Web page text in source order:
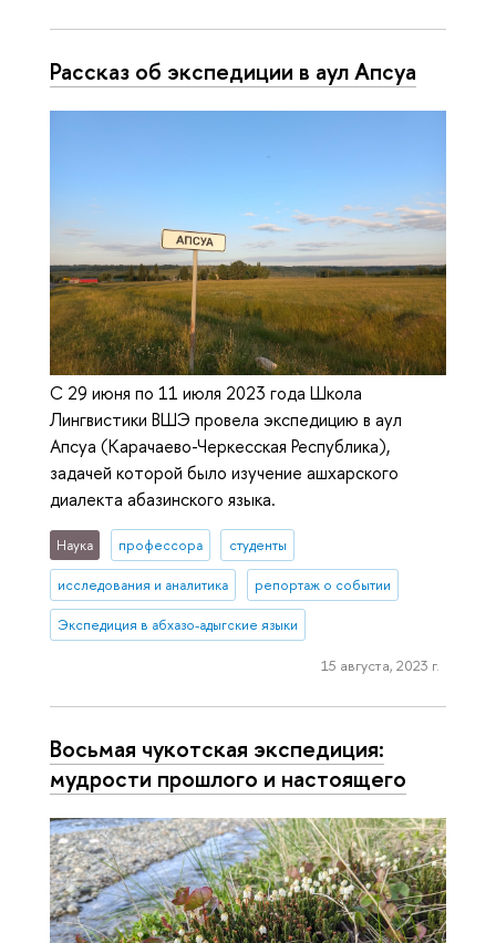
Рассказ об экспедиции в аул Апсуа
С 29 июня по 11 июля 2023 года Школа
Лингвистики ВШЭ провела экспедицию в аул
Апсуа (Карачаево-Черкесская Республика),
задачей которой было изучение ашхарского
диалекта абазинского языка.
Наука профессора студенты
исследования и аналитика репортаж о событии
Экспедиция в абхазо-адыгские языки
15 августа, 2023 г.
Восьмая чукотская экспедиция:
мудрости прошлого и настоящего